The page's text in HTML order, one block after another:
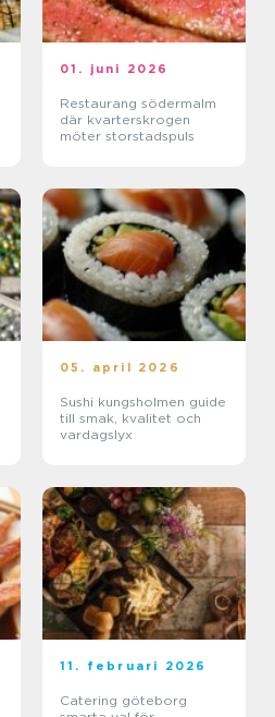
01. juni 2026
Restaurang södermalm
där kvarterskrogen
möter storstadspuls
05. april 2026
Sushi kungsholmen guide
till smak, kvalitet och
vardagslyx
11. februari 2026
Catering göteborg